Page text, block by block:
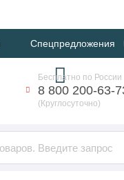
Спецпредложения
Бесплатно по России
8 800 200-63-
(Круглосуточно)